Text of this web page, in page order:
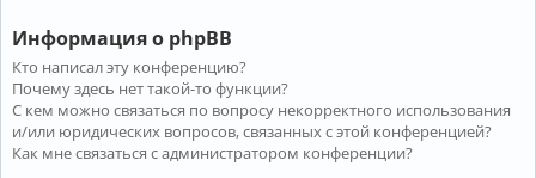
Информация о phpBB
Кто написал эту конференцию?
Почему здесь нет такой-то функции?
С кем можно связаться по вопросу некорректного использования
и/или юридических вопросов, связанных с этой конференцией?
Как мне связаться с администратором конференции?